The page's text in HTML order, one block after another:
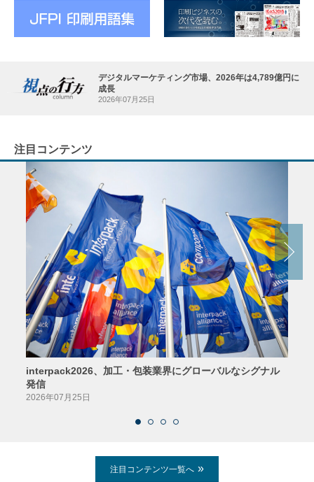
デジタルマーケティング市場、2026年は4,789億円に
成長
2026年07月25日
注目コンテンツ
interpack2026、加工・包装業界にグローバルなシグナル
発信
2026年07月25日
注目コンテンツ一覧へ